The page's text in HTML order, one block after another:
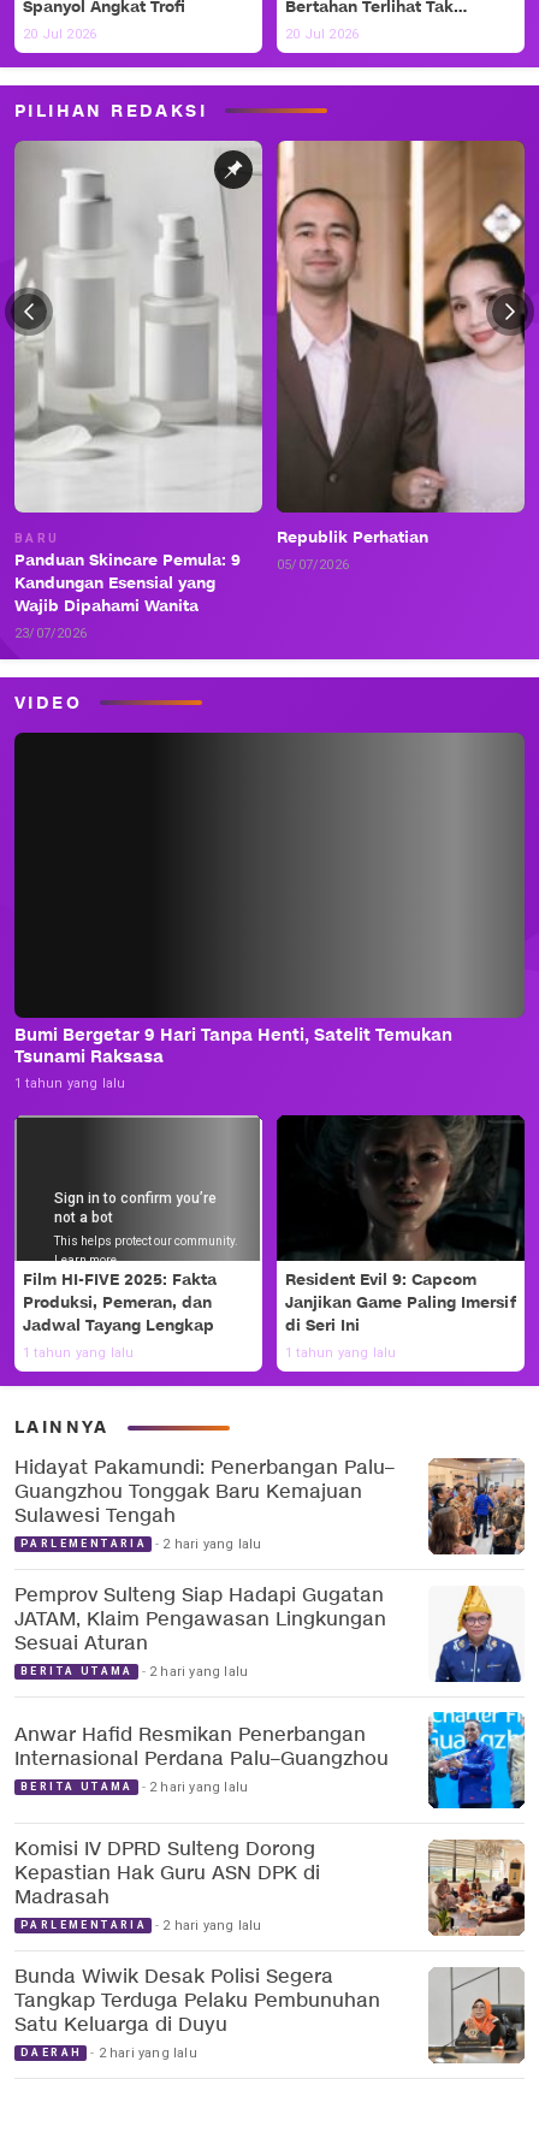
Spanyol Angkat Trofi
20 Jul 2026
Bertahan Terlihat Tak
Berdaya
20 Jul 2026
PILIHAN REDAKSI
BARU
Panduan Skincare Pemula: 9
Kandungan Esensial yang
Wajib Dipahami Wanita
23/07/2026
Republik Perhatian
05/07/2026
VIDEO
Bumi Bergetar 9 Hari Tanpa Henti, Satelit Temukan
Tsunami Raksasa
1 tahun yang lalu
Film HI-FIVE 2025: Fakta
Produksi, Pemeran, dan
Jadwal Tayang Lengkap
1 tahun yang lalu
Resident Evil 9: Capcom
Janjikan Game Paling Imersif
di Seri Ini
1 tahun yang lalu
LAINNYA
Hidayat Pakamundi: Penerbangan Palu–
Guangzhou Tonggak Baru Kemajuan
Sulawesi Tengah
PARLEMENTARIA 2 hari yang lalu
Pemprov Sulteng Siap Hadapi Gugatan
JATAM, Klaim Pengawasan Lingkungan
Sesuai Aturan
BERITA UTAMA 2 hari yang lalu
Anwar Hafid Resmikan Penerbangan
Internasional Perdana Palu–Guangzhou
BERITA UTAMA 2 hari yang lalu
Komisi IV DPRD Sulteng Dorong
Kepastian Hak Guru ASN DPK di
Madrasah
PARLEMENTARIA 2 hari yang lalu
Bunda Wiwik Desak Polisi Segera
Tangkap Terduga Pelaku Pembunuhan
Satu Keluarga di Duyu
DAERAH 2 hari yang lalu